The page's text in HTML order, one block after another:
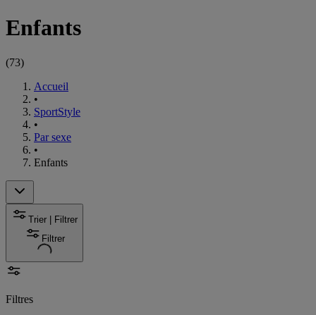
Enfants
(73)
Accueil
•
SportStyle
•
Par sexe
•
Enfants
Trier | Filtrer
Filtrer
Filtres